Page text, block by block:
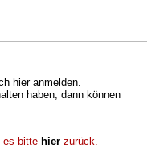
hier anmelden.
haben, dann können
es bitte hier zurück.